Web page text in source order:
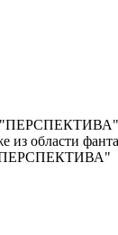
области
"ПЕРСПЕКТИВА"